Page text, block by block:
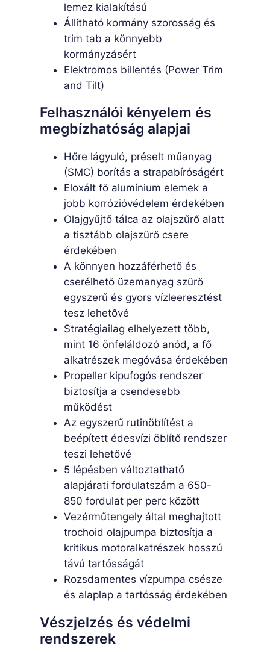
lemez kialakítású
Állítható kormány szorosság és
trim tab a könnyebb
kormányzásért
Elektromos billentés (Power Trim
and Tilt)
Felhasználói kényelem és
megbízhatóság alapjai
Hőre lágyuló, préselt műanyag
(SMC) borítás a strapabíróságért
Eloxált fő alumínium elemek a
jobb korrózióvédelem érdekében
Olajgyűjtő tálca az olajszűrő alatt
a tisztább olajszűrő csere
érdekében
A könnyen hozzáférhető és
cserélhető üzemanyag szűrő
egyszerű és gyors vízleeresztést
tesz lehetővé
Stratégiailag elhelyezett több,
mint 16 önfeláldozó anód, a fő
alkatrészek megóvása érdekében
Propeller kipufogós rendszer
biztosítja a csendesebb
működést
Az egyszerű rutinöblítést a
beépített édesvízi öblítő rendszer
teszi lehetővé
5 lépésben változtatható
alapjárati fordulatszám a 650-
850 fordulat per perc között
Vezérműtengely által meghajtott
trochoid olajpumpa biztosítja a
kritikus motoralkatrészek hosszú
távú tartósságát
Rozsdamentes vízpumpa csésze
és alaplap a tartósság érdekében
Vészjelzés és védelmi
rendszerek